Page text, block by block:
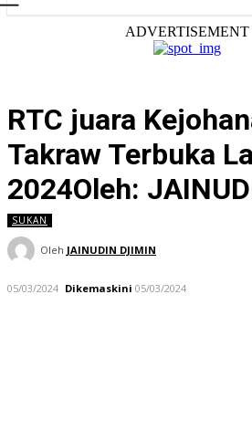
ADVERTISEMENT
RTC juara
Takraw Terbuka
2024Oleh:
SUKAN
Oleh JAINUDIN DJIMIN
05/03/2024 Dikemaskini 05/03/2024